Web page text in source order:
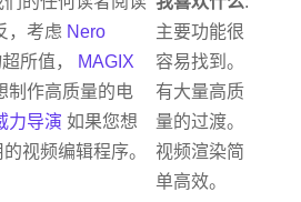
，考虑 Nero
所值， MAGIX
制作高质量的电
力导演 如果您想
视频编辑程序。
主要功能很
容易找到。
有大量高质
量的过渡。
视频渲染简
单高效。